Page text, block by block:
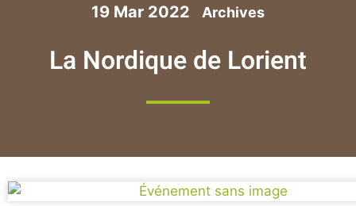
19 Mar 2022
La Nordique de Lorient